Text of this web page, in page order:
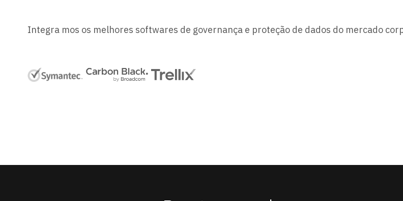
Integra mos os melhores softwares de governança e proteção de dados do mercado